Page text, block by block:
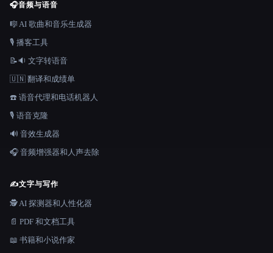
🎧音频与语音
🎼 AI 歌曲和音乐生成器
🎙️ 播客工具
📝🔉 文字转语音
🇺🇳 翻译和成绩单
☎️ 语音代理和电话机器人
🎙️ 语音克隆
🔊 音效生成器
🎧 音频增强器和人声去除
✍️文字与写作
🕵️ AI 探测器和人性化器
📄 PDF 和文档工具
📖 书籍和小说作家